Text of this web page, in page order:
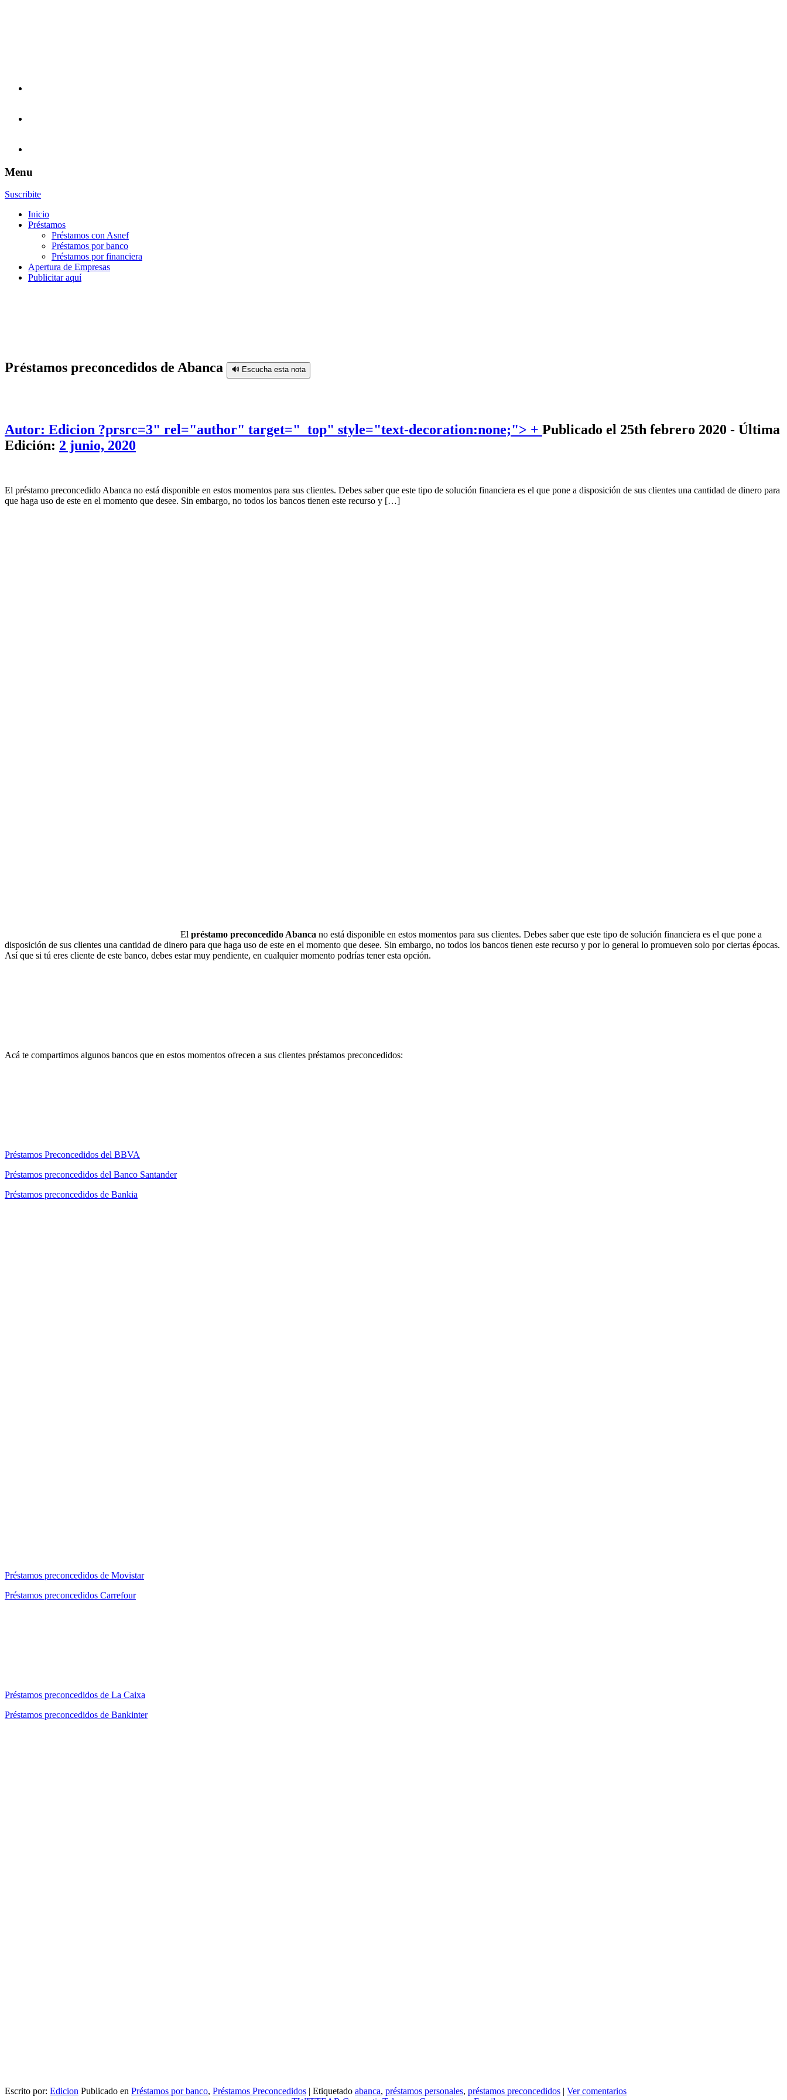
Menu
Suscribite
Inicio
Préstamos
Préstamos con Asnef
Préstamos por banco
Préstamos por financiera
Apertura de Empresas
Publicitar aquí
Préstamos preconcedidos de Abanca 🔊 Escucha esta nota
Autor: Edicion ?prsrc=3" rel="author" target="_top" style="text-decoration:none;"> + Publicado el 25th febrero 2020 - Última
Edición: 2 junio, 2020
El préstamo preconcedido Abanca no está disponible en estos momentos para sus clientes. Debes saber que este tipo de solución financiera es el que pone a disposición de sus clientes una cantidad de dinero para
que haga uso de este en el momento que desee. Sin embargo, no todos los bancos tienen este recurso y […]
El préstamo preconcedido Abanca no está disponible en estos momentos para sus clientes. Debes saber que este tipo de solución financiera es el que pone a
disposición de sus clientes una cantidad de dinero para que haga uso de este en el momento que desee. Sin embargo, no todos los bancos tienen este recurso y por lo general lo promueven solo por ciertas épocas.
Así que si tú eres cliente de este banco, debes estar muy pendiente, en cualquier momento podrías tener esta opción.
Acá te compartimos algunos bancos que en estos momentos ofrecen a sus clientes préstamos preconcedidos:
Préstamos Preconcedidos del BBVA
Préstamos preconcedidos del Banco Santander
Préstamos preconcedidos de Bankia
Préstamos preconcedidos de Movistar
Préstamos preconcedidos Carrefour
Préstamos preconcedidos de La Caixa
Préstamos preconcedidos de Bankinter
Escrito por: Edicion Publicado en Préstamos por banco, Préstamos Preconcedidos | Etiquetado abanca, préstamos personales, préstamos preconcedidos | Ver comentarios